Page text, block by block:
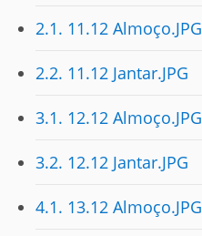
2.1. 11.12 Almoço.JPG
2.2. 11.12 Jantar.JPG
3.1. 12.12 Almoço.JPG
3.2. 12.12 Jantar.JPG
4.1. 13.12 Almoço.JPG